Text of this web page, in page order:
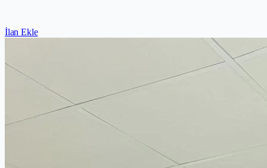
İlan Ekle